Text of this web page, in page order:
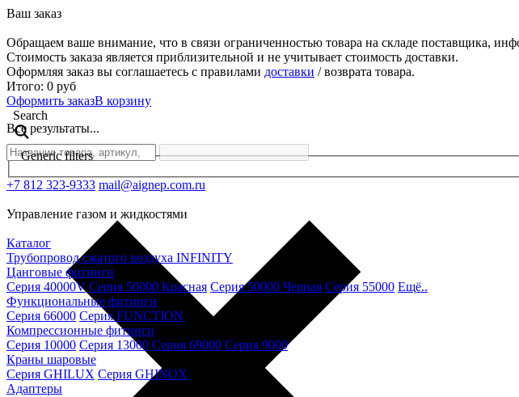
Ваш заказ
Обращаем ваше внимание, что в связи ограниченностью товара на складе поставщика,
Стоимость заказа является приблизительной и не учитывает стоимость доставки.
Оформляя заказ вы соглашаетесь с правилами доставки / возврата товара.
Итого: 0 руб
Оформить заказВ корзину
Search
Все результаты...
Generic filters
+7 812 323-9333 mail@aignep.com.ru
Управление газом и жидкостями
Каталог
Трубопровод сжатого воздуха INFINITY
Цанговые фитинги
Серия 40000V Серия 50000 Красная Серия 50000 Черная Серия 55000 Ещё..
Функциональные фитинги
Серия 66000 Серия FUNCTION
Компрессионные фитинги
Серия 10000 Серия 13000 Серия 69000 Серия 9000
Краны шаровые
Серия GHILUX Серия GHINOX
Адаптеры